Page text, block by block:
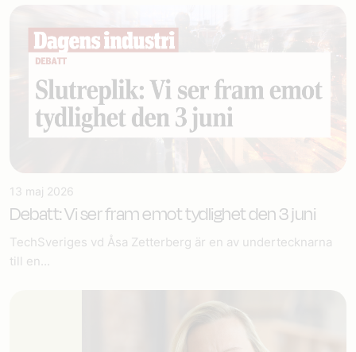
13 maj 2026
Debatt: Vi ser fram emot tydlighet den 3 juni
TechSveriges vd Åsa Zetterberg är en av undertecknarna
till en...